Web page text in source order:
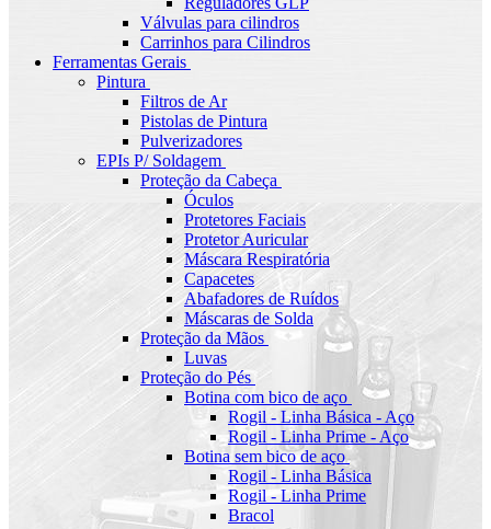
Válvulas para cilindros
Carrinhos para Cilindros
Ferramentas Gerais
Pintura
Filtros de Ar
Pistolas de Pintura
Pulverizadores
EPIs P/ Soldagem
Proteção da Cabeça
Óculos
Protetores Faciais
Protetor Auricular
Máscara Respiratória
Capacetes
Abafadores de Ruídos
Máscaras de Solda
Proteção da Mãos
Luvas
Proteção do Pés
Botina com bico de aço
Rogil - Linha Básica - Aço
Rogil - Linha Prime - Aço
Botina sem bico de aço
Rogil - Linha Básica
Rogil - Linha Prime
Bracol